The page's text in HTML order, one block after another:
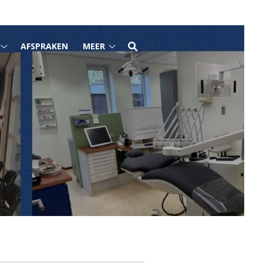
Tarieven
submenu
AFSPRAKEN MEER
Meer
submenu